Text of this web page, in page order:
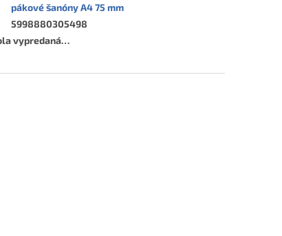
pákové šanóny A4 75 mm
5998880305498
vypredaná…